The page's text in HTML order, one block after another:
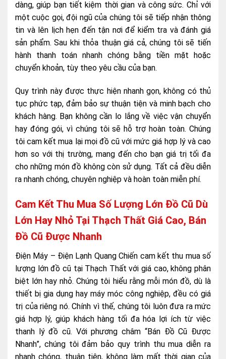
dàng, giúp bạn tiết kiệm thời gian và công sức. Chỉ với
một cuộc gọi, đội ngũ của chúng tôi sẽ tiếp nhận thông
tin và lên lịch hẹn đến tận nơi để kiểm tra và đánh giá
sản phẩm. Sau khi thỏa thuận giá cả, chúng tôi sẽ tiến
hành thanh toán nhanh chóng bằng tiền mặt hoặc
chuyển khoản, tùy theo yêu cầu của bạn.
Quy trình này được thực hiện nhanh gọn, không có thủ
tục phức tạp, đảm bảo sự thuận tiện và minh bạch cho
khách hàng. Bạn không cần lo lắng về việc vận chuyển
hay đóng gói, vì chúng tôi sẽ hỗ trợ hoàn toàn. Chúng
tôi cam kết mua lại mọi đồ cũ với mức giá hợp lý và cao
hơn so với thị trường, mang đến cho bạn giá trị tối đa
cho những món đồ không còn sử dụng. Tất cả đều diễn
ra nhanh chóng, chuyên nghiệp và hoàn toàn miễn phí.
Cam Kết Thu Mua Số Lượng Lớn Đồ Cũ Dù
Lớn Hay Nhỏ Tại Thạch Thất Giá Cao, Bán
Đồ Cũ Được Nhanh
Điện Máy – Điện Lạnh Quang Chiến cam kết thu mua số
lượng lớn đồ cũ tại Thạch Thất với giá cao, không phân
biệt lớn hay nhỏ. Chúng tôi hiểu rằng mỗi món đồ, dù là
thiết bị gia dụng hay máy móc công nghiệp, đều có giá
trị của riêng nó. Chính vì thế, chúng tôi luôn đưa ra mức
giá hợp lý, giúp khách hàng tối đa hóa lợi ích từ việc
thanh lý đồ cũ. Với phương châm “Bán Đồ Cũ Được
Nhanh”, chúng tôi đảm bảo quy trình thu mua diễn ra
nhanh chóng, thuận tiện, không làm mất thời gian của